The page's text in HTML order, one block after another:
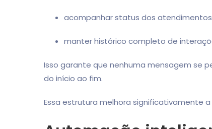
acompanhar status dos
manter histórico completo de
Isso garante que nenhuma mensagem se
do início ao fim.
Essa estrutura melhora significativamente a